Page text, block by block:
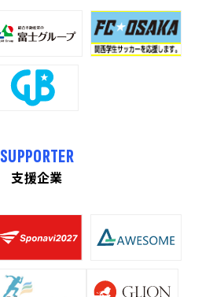
SUPPORTER
支援企業